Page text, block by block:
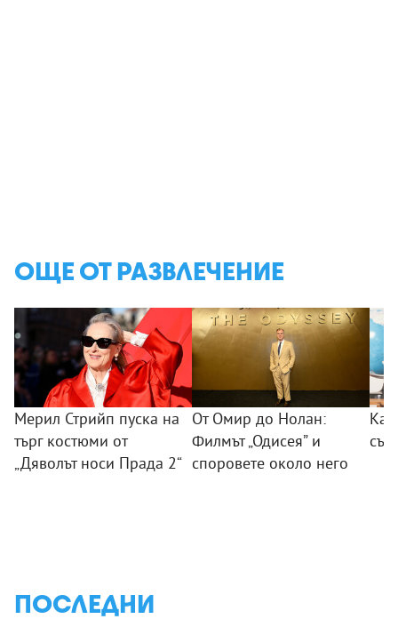
ОЩЕ ОТ РАЗВЛЕЧЕНИЕ
Мерил Стрийп пуска на
търг костюми от
„Дяволът носи Прада 2“
От Омир до Нолан:
Филмът „Одисея” и
споровете около него
ПОСЛЕДНИ